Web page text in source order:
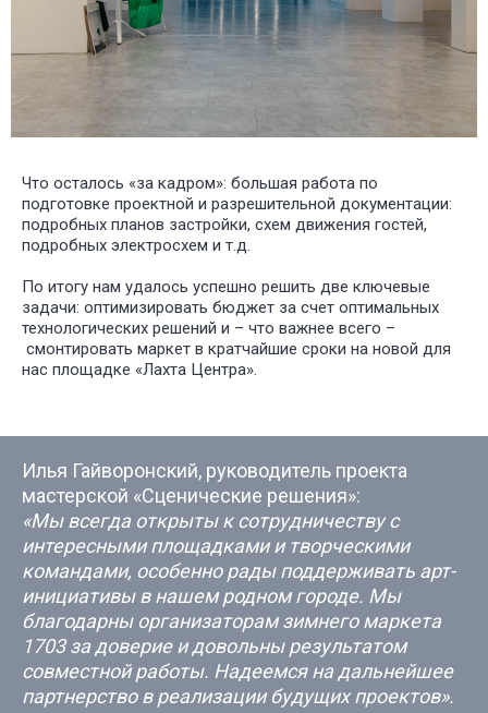
Что осталось «за кадром»: большая работа по
подготовке проектной и разрешительной документации:
подробных планов застройки, схем движения гостей,
подробных электросхем и т.д.
По итогу нам удалось успешно решить две ключевые
задачи: оптимизировать бюджет за счет оптимальных
технологических решений и – что важнее всего –
смонтировать маркет в кратчайшие сроки на новой для
нас площадке «Лахта Центра».
Илья Гайворонский, руководитель проекта
мастерской «Сценические решения»:
«Мы всегда открыты к сотрудничеству с
интересными площадками и творческими
командами, особенно рады поддерживать арт-
инициативы в нашем родном городе. Мы
благодарны организаторам зимнего маркета
1703 за доверие и довольны результатом
совместной работы. Надеемся на дальнейшее
партнерство в реализации будущих проектов».